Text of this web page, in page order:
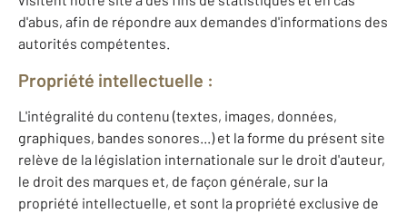
d'abus, afin de répondre aux demandes d'informations des
autorités compétentes.
Propriété intellectuelle :
L'intégralité du contenu (textes, images, données,
graphiques, bandes sonores...) et la forme du présent site
relève de la législation internationale sur le droit d'auteur,
le droit des marques et, de façon générale, sur la
propriété intellectuelle, et sont la propriété exclusive de